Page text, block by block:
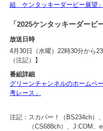
組 ケンタッキーダービー展望」
「2025ケンタッキーダービ
放送日時
4月30日（水曜）22時30分から
（注記）】
番組詳細
グリーンチャンネルのホームペ
考レース」
注記： スカパー！（BS234ch）
（CS688ch）、J:COM